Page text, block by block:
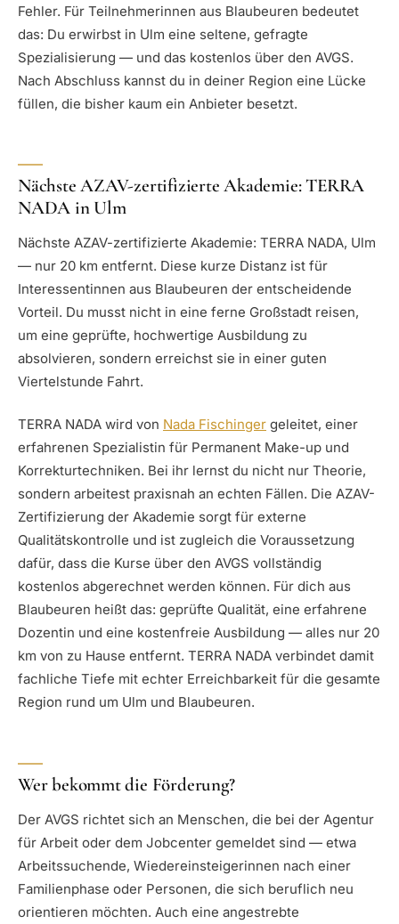
Fehler. Für Teilnehmerinnen aus Blaubeuren bedeutet
das: Du erwirbst in Ulm eine seltene, gefragte
Spezialisierung — und das kostenlos über den AVGS.
Nach Abschluss kannst du in deiner Region eine Lücke
füllen, die bisher kaum ein Anbieter besetzt.
Nächste AZAV-zertifizierte Akademie: TERRA
NADA in Ulm
Nächste AZAV-zertifizierte Akademie: TERRA NADA, Ulm
— nur 20 km entfernt. Diese kurze Distanz ist für
Interessentinnen aus Blaubeuren der entscheidende
Vorteil. Du musst nicht in eine ferne Großstadt reisen,
um eine geprüfte, hochwertige Ausbildung zu
absolvieren, sondern erreichst sie in einer guten
Viertelstunde Fahrt.
TERRA NADA wird von Nada Fischinger geleitet, einer
erfahrenen Spezialistin für Permanent Make-up und
Korrekturtechniken. Bei ihr lernst du nicht nur Theorie,
sondern arbeitest praxisnah an echten Fällen. Die AZAV-
Zertifizierung der Akademie sorgt für externe
Qualitätskontrolle und ist zugleich die Voraussetzung
dafür, dass die Kurse über den AVGS vollständig
kostenlos abgerechnet werden können. Für dich aus
Blaubeuren heißt das: geprüfte Qualität, eine erfahrene
Dozentin und eine kostenfreie Ausbildung — alles nur 20
km von zu Hause entfernt. TERRA NADA verbindet damit
fachliche Tiefe mit echter Erreichbarkeit für die gesamte
Region rund um Ulm und Blaubeuren.
Wer bekommt die Förderung?
Der AVGS richtet sich an Menschen, die bei der Agentur
für Arbeit oder dem Jobcenter gemeldet sind — etwa
Arbeitssuchende, Wiedereinsteigerinnen nach einer
Familienphase oder Personen, die sich beruflich neu
orientieren möchten. Auch eine angestrebte